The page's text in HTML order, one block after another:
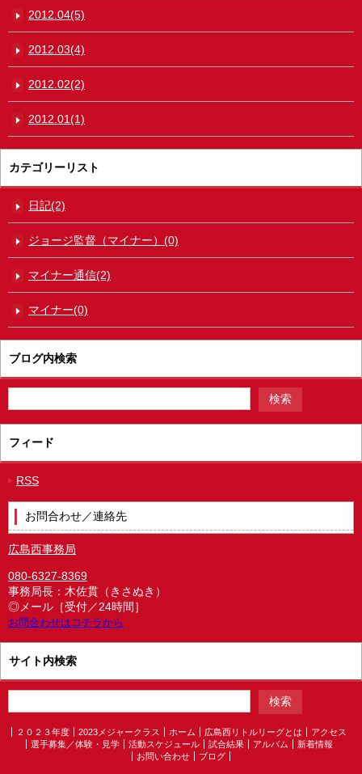
2012.04(5)
2012.03(4)
2012.02(2)
2012.01(1)
カテゴリーリスト
日記(2)
ジョージ監督（マイナー）(0)
マイナー通信(2)
マイナー(0)
ブログ内検索
フィード
RSS
お問合わせ／連絡先
広島西事務局
080-6327-8369
事務局長：木佐貫（きさぬき）
◎メール［受付／24時間］
お問合わせはコチラから
サイト内検索
２０２３年度 2023メジャークラス ホーム 広島西リトルリーグとは
アクセス
選手募集／体験・見学
活動スケジュール 試合結果 アルバム
新着情報
お問い合わせ
ブログ